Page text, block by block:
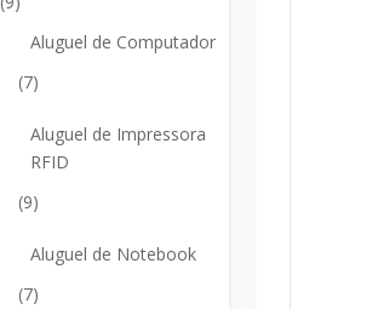
Aluguel de Computador
(7)
Aluguel de Impressora
RFID
(9)
Aluguel de Notebook
(7)